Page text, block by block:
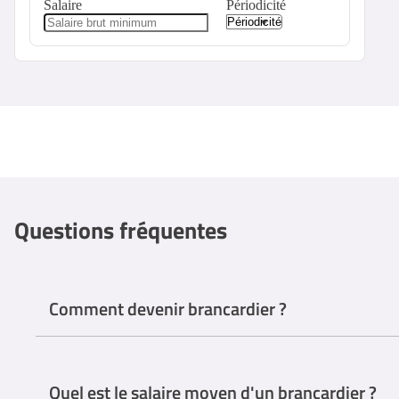
Salaire Périodicité
Questions fréquentes
Comment devenir brancardier ?
Ces formations peuvent être dispensées par des instituts de
Quel est le salaire moyen d'un brancardier ?